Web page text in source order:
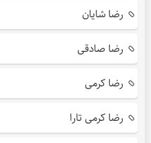
رضا شایان
رضا صادقی
رضا کرمی
رضا کرمی تارا